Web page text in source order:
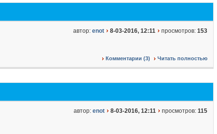
автор: enot 8-03-2016, 12:11 просмотров: 153
Комментарии (3) Читать полностью
автор: enot 8-03-2016, 12:11 просмотров: 115